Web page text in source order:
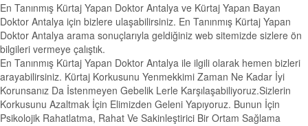
En Tanınmış Kürtaj Yapan Doktor Antalya ve Kürtaj Yapan Bayan
Doktor Antalya için bizlere ulaşabilirsiniz. En Tanınmış Kürtaj Yapan
Doktor Antalya arama sonuçlarıyla geldiğiniz web sitemizde sizlere ön
bilgileri vermeye çalıştık.
En Tanınmış Kürtaj Yapan Doktor Antalya ile ilgili olarak hemen bizleri
arayabilirsiniz. Kürtaj Korkusunu Yenmekkimi Zaman Ne Kadar İyi
Korunsanız Da İstenmeyen Gebelik Lerle Karşılaşabiliyoruz.Sizlerin
Korkusunu Azaltmak İçin Elimizden Geleni Yapıyoruz. Bunun İçin
Psikolojik Rahatlatma, Rahat Ve Sakinleştirici Bir Ortam Sağlama